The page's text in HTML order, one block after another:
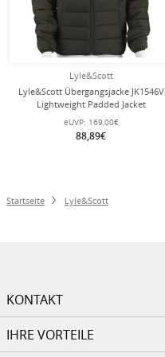
Lyle&Scott
Lyle&Scott Übergangsjacke JK1546V
Lightweight Padded Jacket
olivegrün Herren
eUVP: 169,00€
88,89€
Startseite Lyle&Scott
KONTAKT
IHRE VORTEILE